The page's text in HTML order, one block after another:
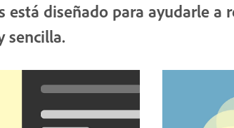
está diseñado para ayudarle a
sencilla.